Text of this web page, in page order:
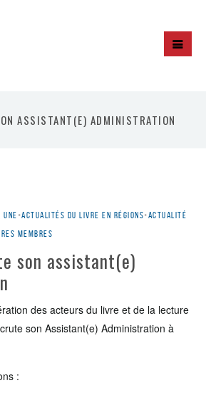
ASSISTANT(E) ADMINISTRATION
une •Actualités du livre en régions•Actualité
membres
son assistant(e)
des acteurs du livre et de la lecture
son Assistant(e) Administration à
: